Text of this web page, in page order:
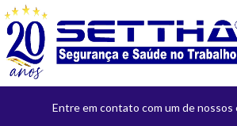
Entre em contato com um de nossos